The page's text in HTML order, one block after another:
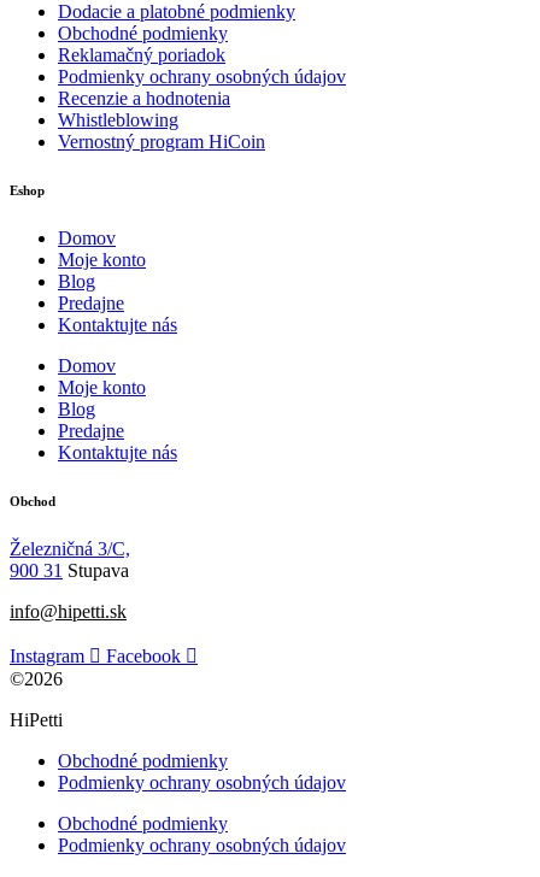
Dodacie a platobné podmienky
Obchodné podmienky
Reklamačný poriadok
Podmienky ochrany osobných údajov
Recenzie a hodnotenia
Whistleblowing
Vernostný program HiCoin
Eshop
Domov
Moje konto
Blog
Predajne
Kontaktujte nás
Domov
Moje konto
Blog
Predajne
Kontaktujte nás
Obchod
Železničná 3/C,
900 31 Stupava
info@hipetti.sk
Instagram
Facebook
©2026
HiPetti
Obchodné podmienky
Podmienky ochrany osobných údajov
Obchodné podmienky
Podmienky ochrany osobných údajov